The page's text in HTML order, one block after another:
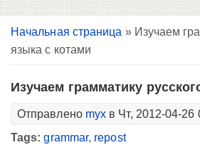
Вы здесь
Начальная страница » Изучаем
языка с котами
Изучаем грамматику
Отправлено myx в Чт, 2012-04-26
Tags:grammar, repost